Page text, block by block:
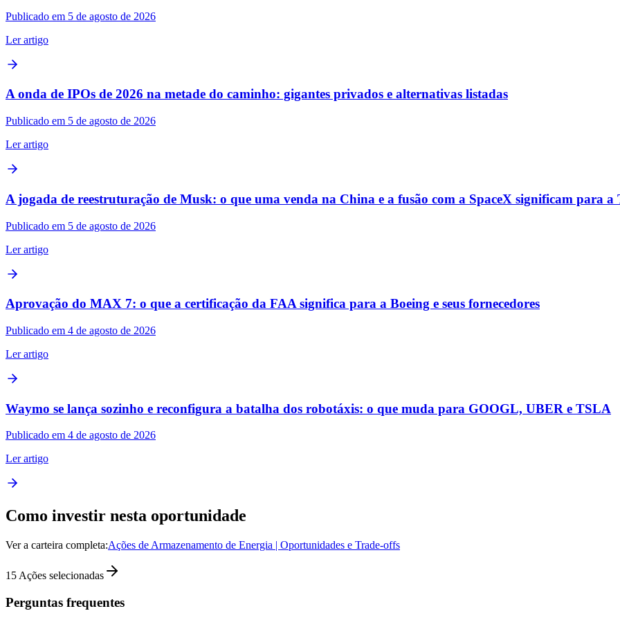
Publicado em 5 de agosto de 2026
Ler artigo
A onda de IPOs de 2026 na metade do caminho: gigantes privados e alternativas listadas
Publicado em 5 de agosto de 2026
Ler artigo
A jogada de reestruturação de Musk: o que uma venda na China e a fusão com a SpaceX significam para a
Publicado em 5 de agosto de 2026
Ler artigo
Aprovação do MAX 7: o que a certificação da FAA significa para a Boeing e seus fornecedores
Publicado em 4 de agosto de 2026
Ler artigo
Waymo se lança sozinho e reconfigura a batalha dos robotáxis: o que muda para GOOGL, UBER e TSLA
Publicado em 4 de agosto de 2026
Ler artigo
Como investir nesta oportunidade
Ver a carteira completa:Ações de Armazenamento de Energia | Oportunidades e Trade-offs
15 Ações selecionadas
Perguntas frequentes